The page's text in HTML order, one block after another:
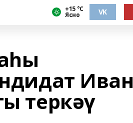
+15 °С
Ясно VK
Иван
теркәү